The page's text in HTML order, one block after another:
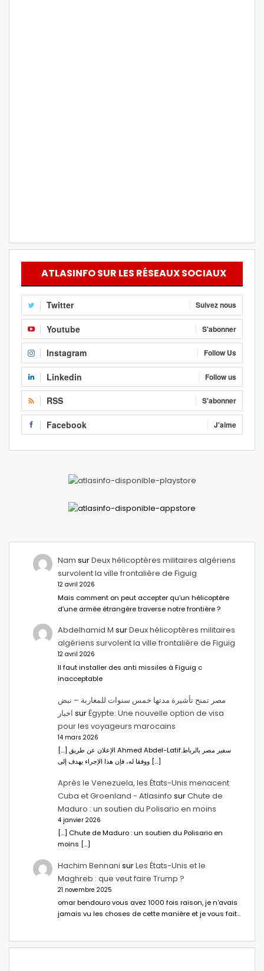
ATLASINFO SUR LES RÉSEAUX SOCIAUX
Twitter Suivez nous
Youtube S'abonner
Instagram Follow Us
Linkedin Follow us
RSS S'abonner
Facebook J'aime
Nam surDeux hélicoptères militaires algériens
survolent la ville frontalière de Figuig
12 avril 2026
Mais comment on peut accepter qu’un hélicoptère
d’une armée étrangère traverse notre frontière ?
Abdelhamid M surDeux hélicoptères militaires
algériens survolent la ville frontalière de Figuig
12 avril 2026
Il faut installer des anti missiles à Figuig c
inacceptable
مصر تمنح تأشيرة مدتها خمس سنوات للمغاربة – نبض
اخبار surÉgypte: Une nouvelle option de visa
pour les voyageurs marocains
14 mars 2026
[…] الإعلان عن طريق Ahmed Abdel-Latifسفير مصر بالرباط.
ووفقا له، فإن هذا الإجراء يهدف إلى […]
Après le Venezuela, les États-Unis menacent
Cuba et Groenland - Atlasinfo surChute de
Maduro : un soutien du Polisario en moins
4 janvier 2026
[…] Chute de Maduro : un soutien du Polisario en
moins […]
Hachim Bennani surLes États-Unis et le
Maghreb : que veut faire Trump ?
21 novembre 2025
omar bendouro vous avez 1000 fois raison, je n'avais
jamais vu les choses de cette manière et je vous fait…